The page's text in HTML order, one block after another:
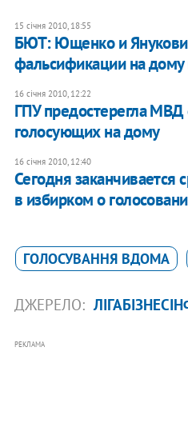
15 січня 2010, 18:55
БЮТ: Ющенко и
фальсификации на
16 січня 2010, 12:22
ГПУ предостерегла МВД
голосующих на дому
16 січня 2010, 12:40
Сегодня заканчивается
в избирком о
ГОЛОСУВАННЯ ВДОМА
ДЖЕРЕЛО:
РЕКЛАМА